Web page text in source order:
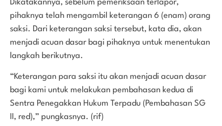
Dikatakannya, sebelum pemeriksaan terlapor,
pihaknya telah mengambil keterangan 6 (enam) orang
saksi. Dari keterangan saksi tersebut, kata dia, akan
menjadi acuan dasar bagi pihaknya untuk menentukan
langkah berikutnya.
“Keterangan para saksi itu akan menjadi acuan dasar
bagi kami untuk melakukan pembahasan kedua di
Sentra Penegakkan Hukum Terpadu (Pembahasan SG
II, red),” pungkasnya. (rif)